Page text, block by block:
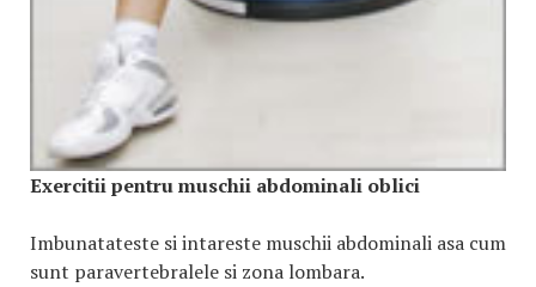
Exercitii pentru muschii abdominali oblici
Imbunatateste si intareste muschii abdominali asa cum
sunt paravertebralele si zona lombara.